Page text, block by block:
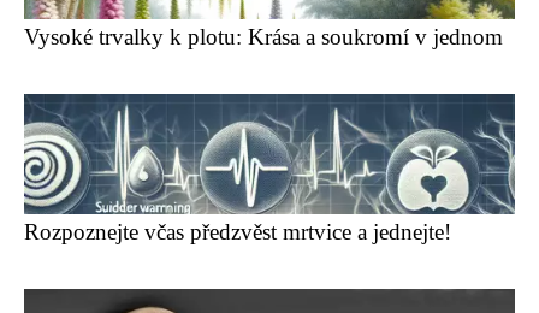
Vysoké trvalky k plotu: Krása a soukromí v jednom
Rozpoznejte včas předzvěst mrtvice a jednejte!